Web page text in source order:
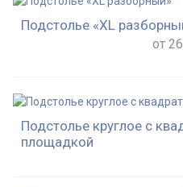
Подстолье «XL
от
Подстолье круглое с
площадкой